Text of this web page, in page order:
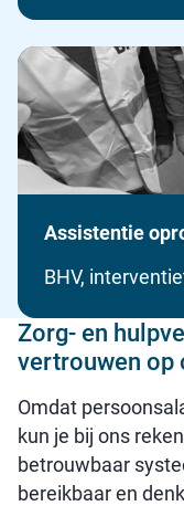
Assistentie
BHV,
Zorg- en
vertrouwen op
Omdat
kun je bij ons
betrouwbaar
bereikbaar en